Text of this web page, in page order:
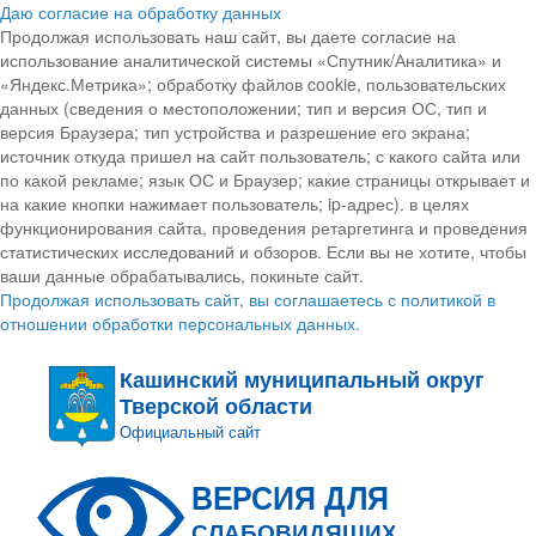
Даю согласие на обработку данных
Продолжая использовать наш сайт, вы даете согласие на
использование аналитической системы «Спутник/Аналитика» и
«Яндекс.Метрика»; обработку файлов cookie, пользовательских
данных (сведения о местоположении; тип и версия ОС, тип и
версия Браузера; тип устройства и разрешение его экрана;
источник откуда пришел на сайт пользователь; с какого сайта или
по какой рекламе; язык ОС и Браузер; какие страницы открывает и
на какие кнопки нажимает пользователь; ip-адрес). в целях
функционирования сайта, проведения ретаргетинга и проведения
статистических исследований и обзоров. Если вы не хотите, чтобы
ваши данные обрабатывались, покиньте сайт.
Продолжая использовать сайт, вы соглашаетесь с политикой в
отношении обработки персональных данных.